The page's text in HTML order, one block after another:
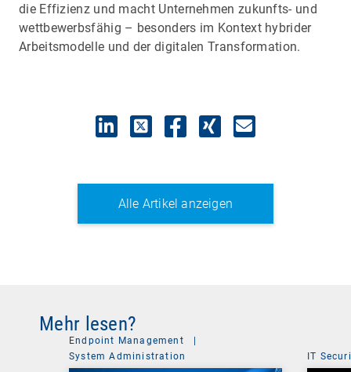
die Effizienz und macht Unternehmen zukunfts- und
wettbewerbsfähig – besonders im Kontext hybrider
Arbeitsmodelle und der digitalen Transformation.
Alle Artikel anzeigen
Mehr lesen?
Endpoint Management
|
System Administration
IT